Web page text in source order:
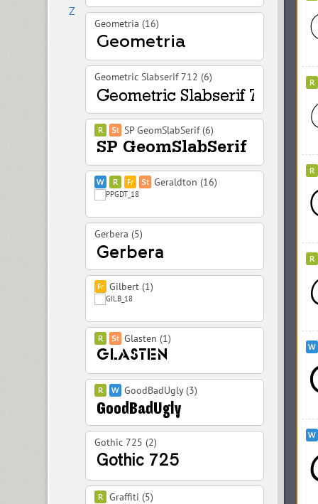
Z
Geometria (16)
Geometric Slabserif 712 (6)
SP GeomSlabSerif (6)
Geraldton (16)
Gerbera (5)
Gilbert (1)
Glasten (1)
GoodBadUgly (3)
Gothic 725 (2)
Graffiti (5)